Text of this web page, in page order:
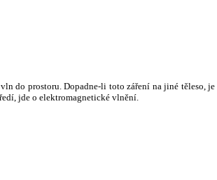
do prostoru. Dopadne-li toto záření na jiné těleso, je
jde o elektromagnetické vlnění.